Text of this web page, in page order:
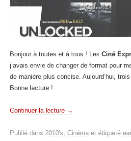
Bonjour à toutes et à tous ! Les Ciné
j’avais envie de changer de format pour
de manière plus concise. Aujourd’hui,
Bonne lecture !
Continuer la lecture →
Publié dans 2010's Cinéma et étiqueté